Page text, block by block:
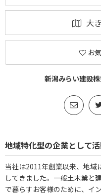
大
お
新潟みらい建設
地域特化型の企業として
当社は2011年創業以来、地域
してきました。一般土木業と
で暮らすお客様のために、イ